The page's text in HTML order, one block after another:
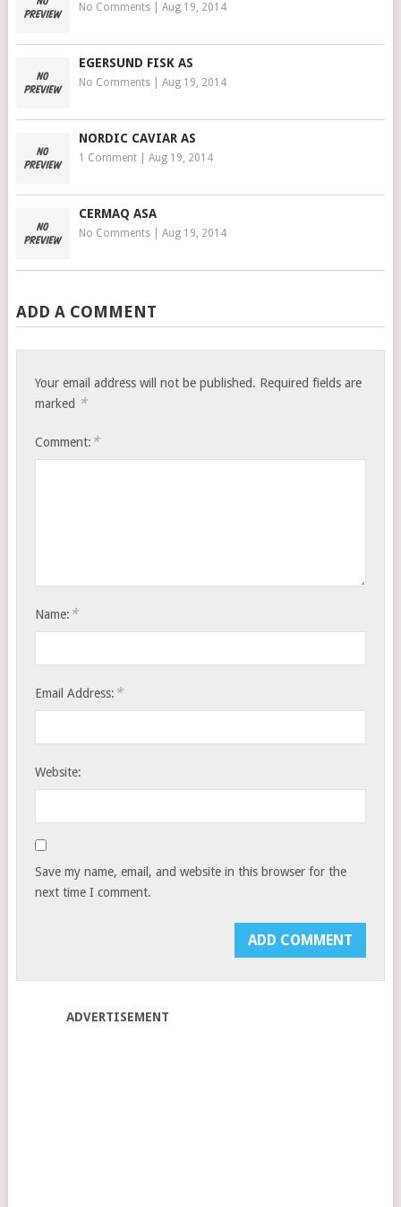
No Comments| Aug 19, 2014
EGERSUND FISK AS
No Comments| Aug 19, 2014
NORDIC CAVIAR AS
1 Comment| Aug 19, 2014
CERMAQ ASA
No Comments| Aug 19, 2014
ADD A COMMENT
Your email address will not be published. Required fields are
marked *
Comment: *
Name: *
Email Address: *
Website:
Save my name, email, and website in this browser for the
next time I comment.
ADVERTISEMENT